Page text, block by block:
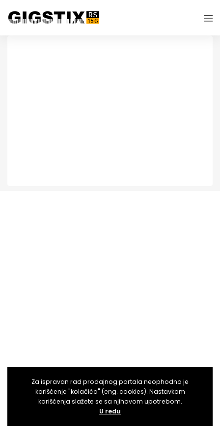
Za ispravan rad prodajnog portala neophodno je
korišćenje "kolačića" (eng. cookies). Nastavkom
korišćenja slažete se sa njihovom upotrebom.
U redu